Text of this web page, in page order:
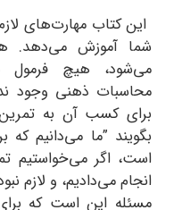
این کتاب مهارت‌های
شما آموزش می‌دهد.
می‌شود، هیچ فرمول
محاسبات ذهنی وجود
برای کسب آن به
بگویند ”ما می‌دانیم که
است، اگر می‌خواستیم
انجام می‌دادیم، و لازم
مسئله این است که